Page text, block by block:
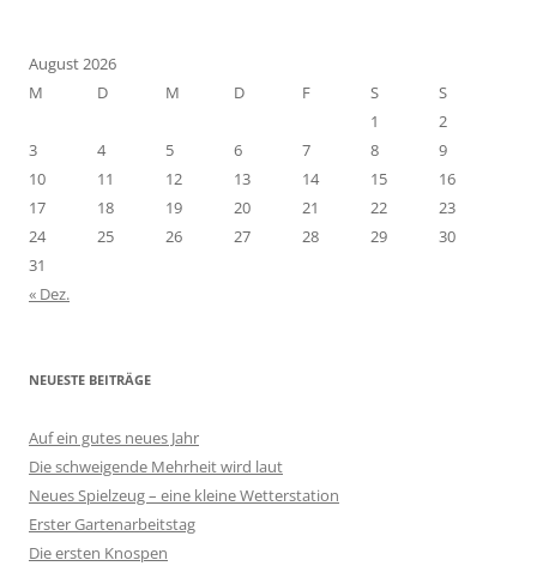
August 2026
M
D M D F S
S
1
2
3
4 5 6 7 8
9
10
11 12 13 14 15
16
17
18 19 20 21 22
23
24
25 26 27 28 29
30
31
« Dez.
NEUESTE BEITRÄGE
Auf ein gutes neues Jahr
Die schweigende Mehrheit wird laut
Neues Spielzeug – eine kleine Wetterstation
Erster Gartenarbeitstag
Die ersten Knospen